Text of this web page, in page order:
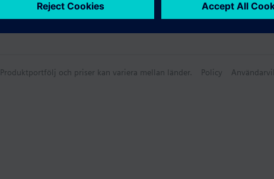
Produktportfölj och priser kan variera mellan länder. Policy